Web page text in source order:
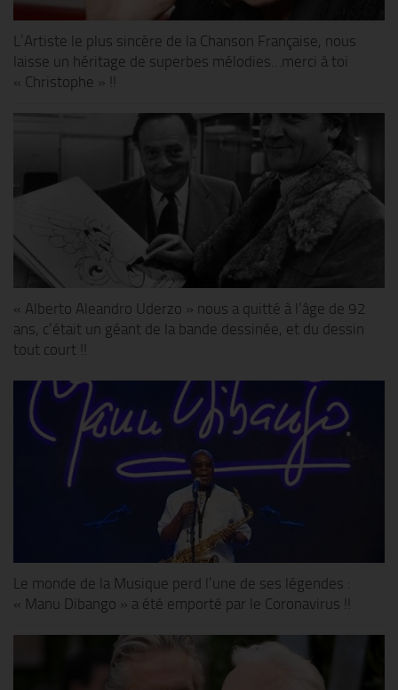
L’Artiste le plus sincère de la Chanson Française, nous
laisse un héritage de superbes mélodies…merci à toi
« Christophe » !!
« Alberto Aleandro Uderzo » nous a quitté à l’âge de 92
ans, c’était un géant de la bande dessinée, et du dessin
tout court !!
Le monde de la Musique perd l’une de ses légendes :
« Manu Dibango » a été emporté par le Coronavirus !!